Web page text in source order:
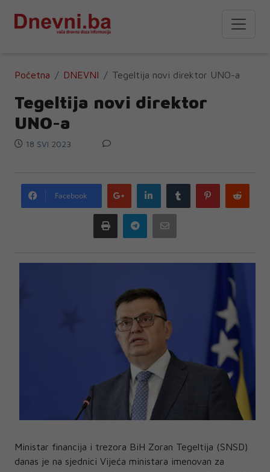
Početna DNEVNI Tegeltija novi direktor UNO-a
Tegeltija novi direktor
UNO-a
18 SVI 2023
Facebook
Google
plus
LinkedIn Tumblr Pinterest
Print Telegram
Ministar financija i trezora BiH Zoran Tegeltija (SNSD)
danas je na sjednici Vijeća ministara imenovan za